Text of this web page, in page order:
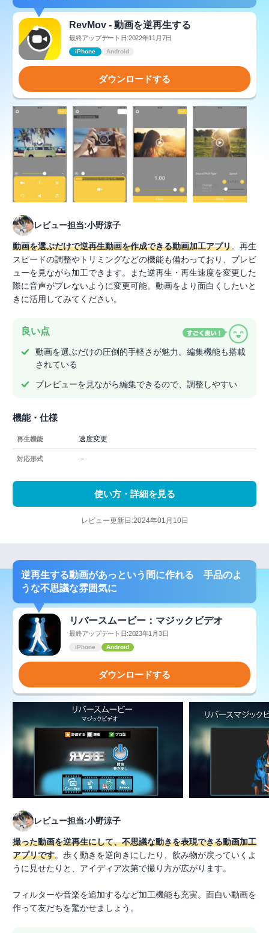
RevMov - 動画を逆再生する
最終アップデート日:2022年11月7日
iPhone Android
ダウンロードする
レビュー担当:小野涼子
動画を選ぶだけで逆再生動画を作成できる動画加工アプリ。再生
スピードの調整やトリミングなどの機能も備わっており、プレビ
ューを見ながら加工できます。また逆再生・再生速度を変更した
際に音声がブレないように変更可能。動画をより面白くしたいと
きに活用してみてください。
良い点
動画を選ぶだけの圧倒的手軽さが魅力。編集機能も搭載
されている
プレビューを見ながら編集できるので、調整しやすい
機能・仕様
再生機能 速度変更
対応形式 －
使い方・詳細を見る
レビュー更新日:2024年01月10日
逆再生する動画があっという間に作れる 手品のよ
うな不思議な雰囲気に
リバースムービー：マジックビデオ
最終アップデート日:2023年1月3日
iPhone Android
ダウンロードする
レビュー担当:小野涼子
撮った動画を逆再生にして、不思議な動きを表現できる動画加工
アプリです。歩く動きを逆向きにしたり、飲み物が戻っていくよ
うに見せたりと、アイディア次第で撮り方が広がります。
フィルターや音楽を追加するなど加工機能も充実。面白い動画を
作って友だちを驚かせましょう。